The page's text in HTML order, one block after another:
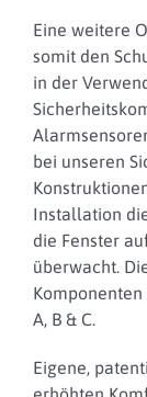
Eine weitere
somit den
in der
bei unseren
Installation
die Fenster
überwacht.
A, B & C.
Eigene,